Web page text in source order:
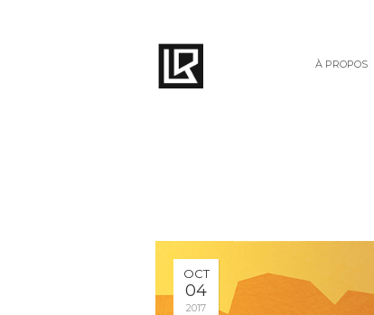
À PROPOS
OCT
04
2017